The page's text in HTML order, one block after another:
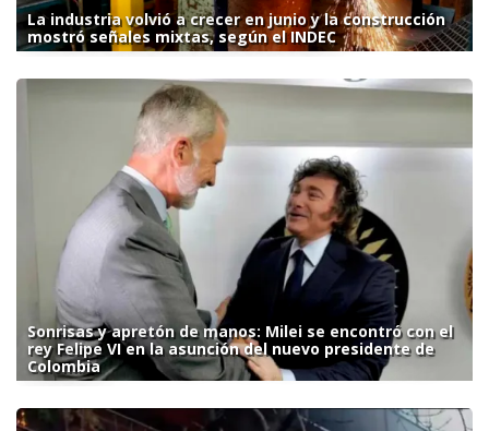
La industria volvió a crecer en junio y la construcción
mostró señales mixtas, según el INDEC
Sonrisas y apretón de manos: Milei se encontró con el
rey Felipe VI en la asunción del nuevo presidente de
Colombia